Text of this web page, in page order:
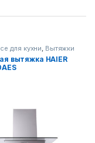
для кухни, Вытяжки
вытяжка HAIER